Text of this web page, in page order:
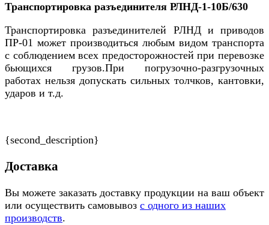
Транспортировка разъединителя РЛНД-1-10Б/630
Транспортировка разъединителей РЛНД и приводов
ПР-01 может производиться любым видом транспорта
с соблюдением всех предосторожностей при перевозке
бьющихся грузов.При погрузочно-разгрузочных
работах нельзя допускать сильных толчков, кантовки,
ударов и т.д.
{second_description}
Доставка
Вы можете заказать доставку продукции на ваш объект
или осуществить самовывоз с одного из наших
производств.